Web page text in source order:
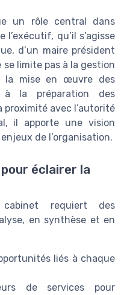
un rôle central dans
qu’il s’agisse
d’un maire président
limite pas à la gestion
la mise en œuvre des
à la préparation des
proximité avec l’autorité
il apporte une vision
de l’organisation.
éclairer la
requiert des
en synthèse et en
liés à chaque
de services pour